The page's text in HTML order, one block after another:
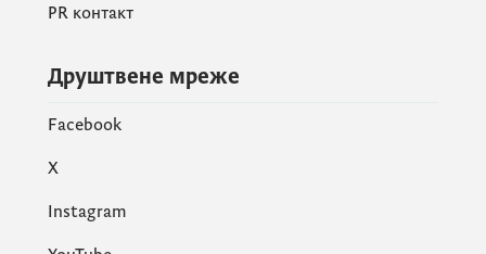
PR контакт
Друштвене мреже
Facebook
X
Instagram